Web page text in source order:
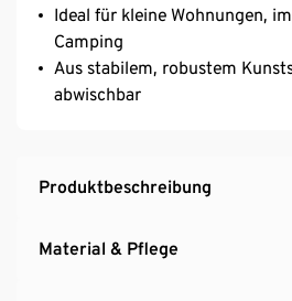
Ideal für kleine Wohnungen,
Camping
Aus stabilem, robustem
abwischbar
Produktbeschreibung
Material & Pflege